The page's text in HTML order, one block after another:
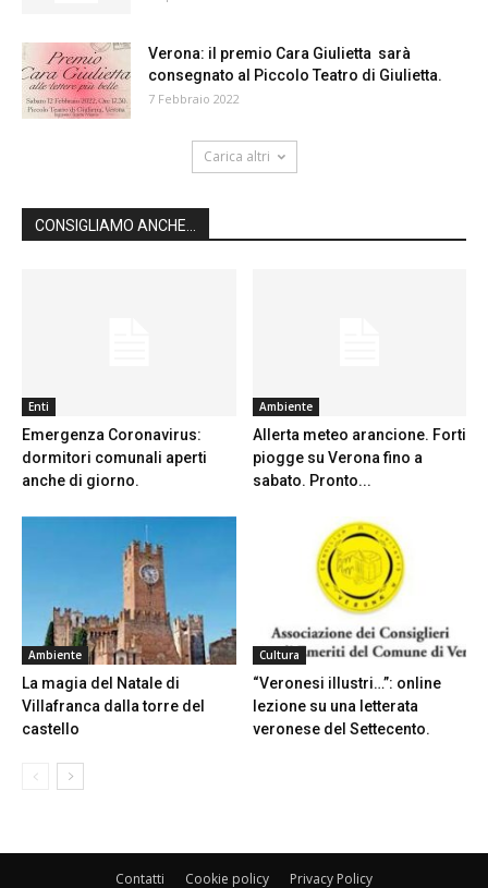
Verona: il premio Cara Giulietta sarà
consegnato al Piccolo Teatro di Giulietta.
7 Febbraio 2022
Carica altri
CONSIGLIAMO ANCHE...
Enti
Emergenza Coronavirus:
dormitori comunali aperti
anche di giorno.
Ambiente
Allerta meteo arancione. Forti
piogge su Verona fino a
sabato. Pronto...
Ambiente
La magia del Natale di
Villafranca dalla torre del
castello
Cultura
“Veronesi illustri…”: online
lezione su una letterata
veronese del Settecento.
Contatti Cookie policy Privacy Policy